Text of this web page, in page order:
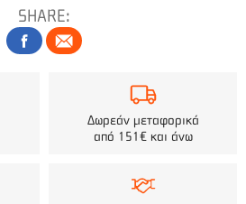
SHARE:
Δωρεάν μεταφορικά
από 151€ και άνω